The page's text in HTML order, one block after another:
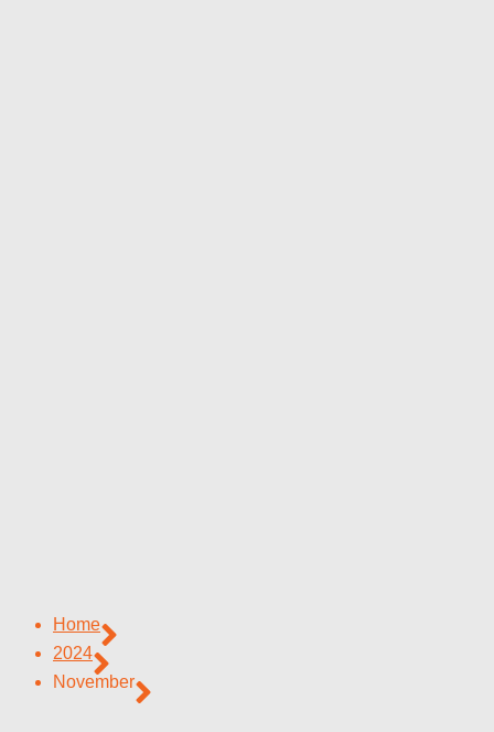
Home
2024
November